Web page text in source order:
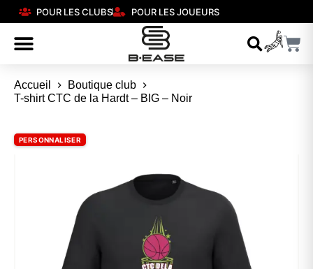
POUR LES CLUBS POUR LES JOUEURS
Accueil
Boutique club
T-shirt CTC de la Hardt – BIG – Noir
PERSONNALISER